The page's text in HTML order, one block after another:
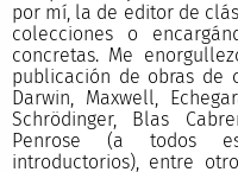
por mí, la de editor de
colecciones o
concretas. Me
publicación de obras de
Darwin, Maxwell,
Schrödinger, Blas
Penrose (a todos
introductorios), entre